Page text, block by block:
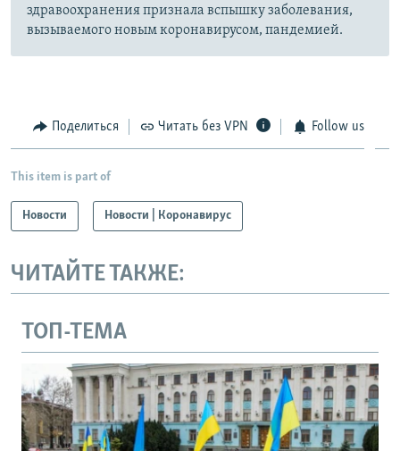
здравоохранения признала вспышку заболевания,
вызываемого новым коронавирусом, пандемией.
Поделиться Читать без VPN Follow us
This item is part of
Новости Новости | Коронавирус
ЧИТАЙТЕ ТАКЖЕ:
ТОП-ТЕМА